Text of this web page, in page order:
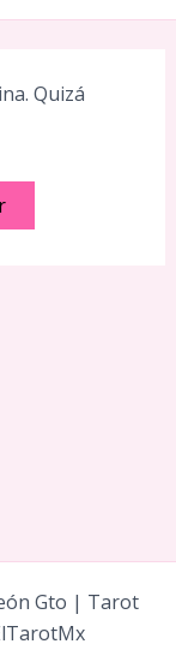
Quizá
Gto | Tarot